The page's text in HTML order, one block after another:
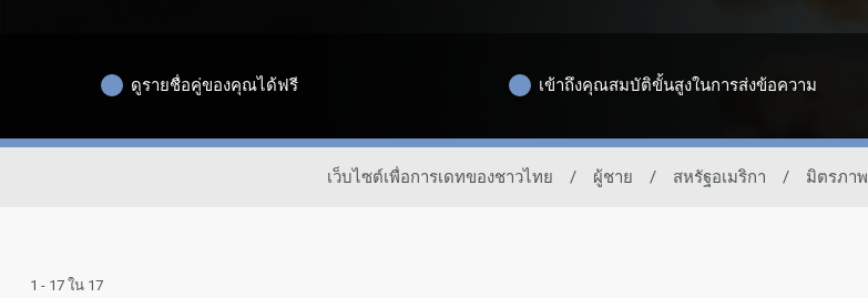
ดูรายชื่อคู่ของคุณได้ฟรี เข้าถึงคุณสมบัติขั้นสูงในการส่งข้อความ
เว็บไซต์เพื่อการเดทของชาวไทย / ผู้ชาย / สหรัฐอเมริกา / มิตรภาพ
1 - 17 ใน 17